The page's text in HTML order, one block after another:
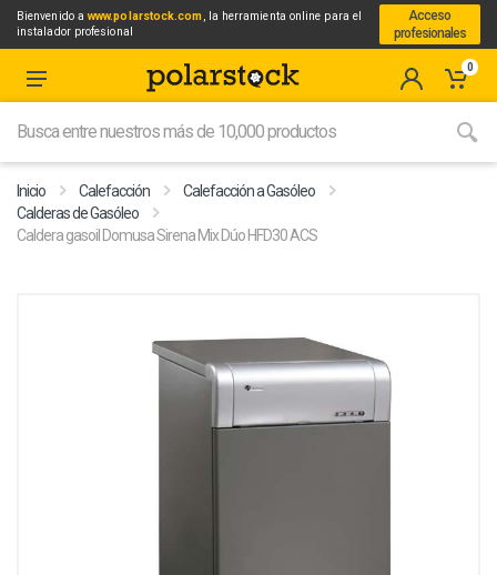
Bienvenido awww.polarstock.com, la herramienta online para el
instalador profesional
Acceso
profesionales
0
Inicio Calefacción
Calefacción a Gasóleo
Calderas de Gasóleo
Caldera gasoil Domusa Sirena Mix Dúo HFD30 ACS